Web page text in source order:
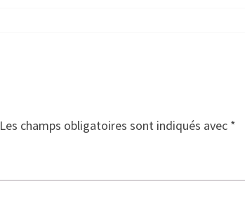
Les champs obligatoires sont indiqués avec *